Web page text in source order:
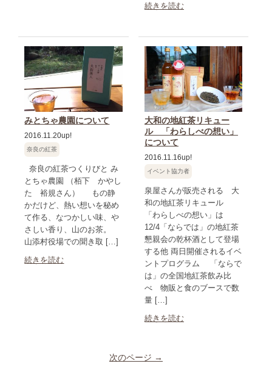
続きを読む
みとちゃ農園について
2016.11.20up!
奈良の紅茶
奈良の紅茶つくりびと み
とちゃ農園 （栢下 かやし
た 裕規さん） もの静
かだけど、熱い想いを秘め
て作る、なつかしい味、や
さしい香り、山のお茶。
山添村役場での聞き取 […]
続きを読む
大和の地紅茶リキュー
ル 「わらしべの想い」
について
2016.11.16up!
イベント協力者
泉屋さんが販売される 大
和の地紅茶リキュール
「わらしべの想い」は
12/4「ならでは」の地紅茶
懇親会の乾杯酒として登場
する他 両日開催されるイベ
ントプログラム 「ならで
は」の全国地紅茶飲み比
べ 物販と食のブースで数
量 […]
続きを読む
次のページ →